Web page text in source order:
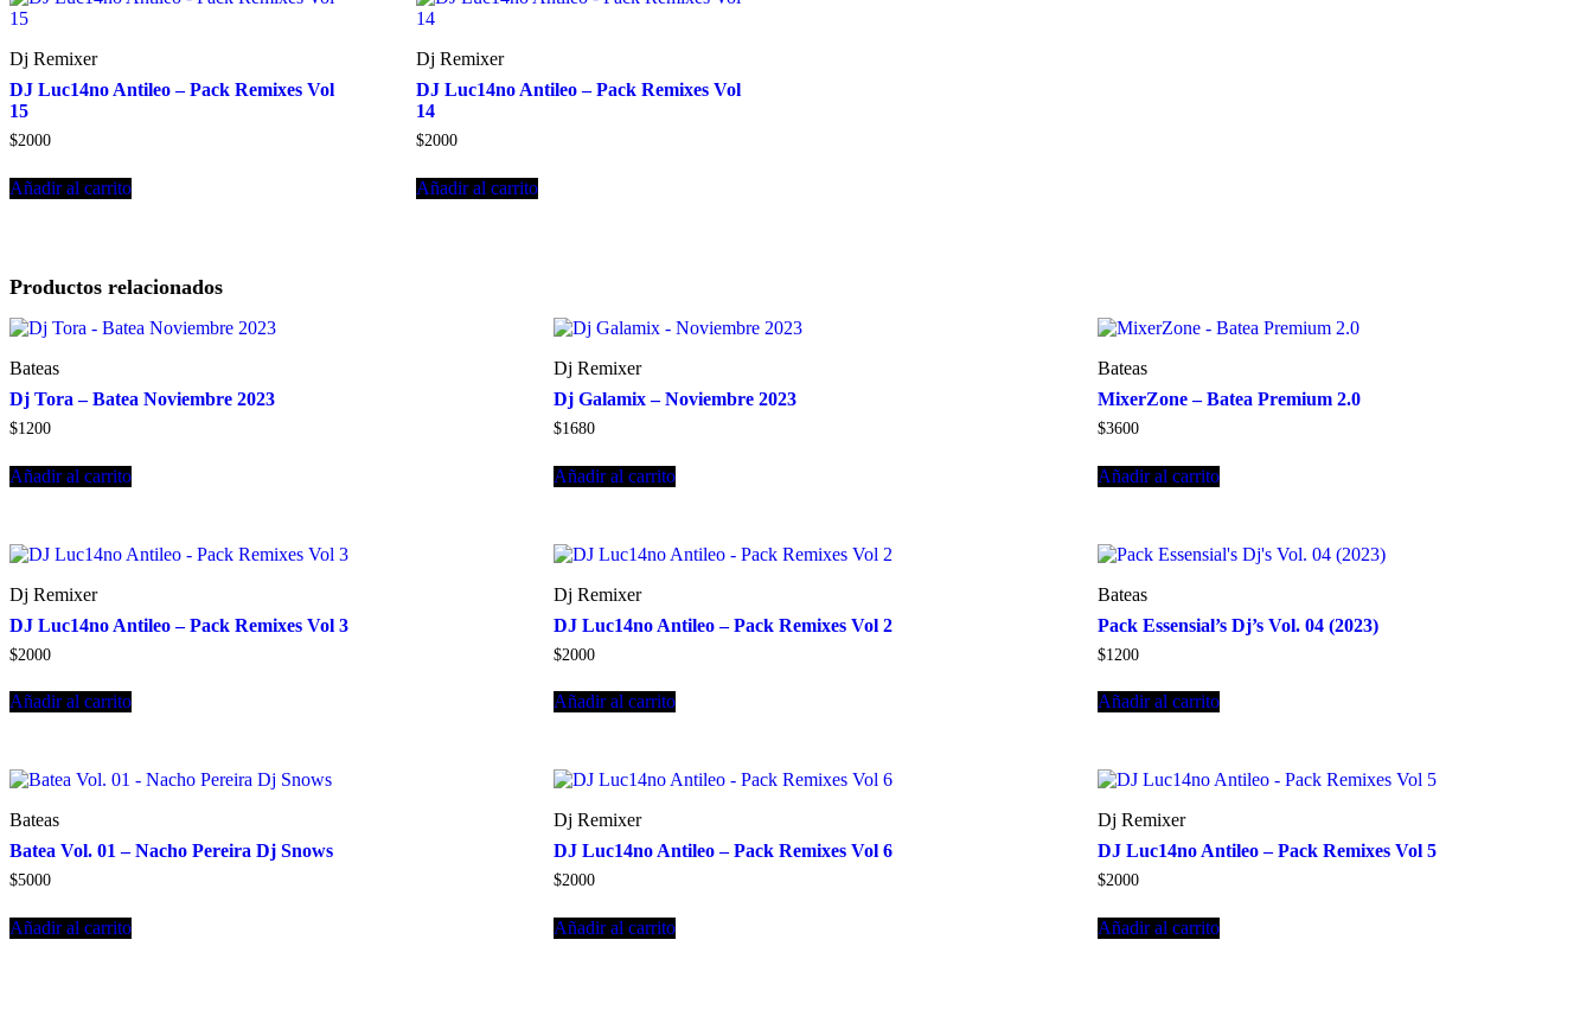
Dj Remixer
DJ Luc14no Antileo – Pack Remixes Vol
15
$2000
Añadir al carrito
Dj Remixer
DJ Luc14no Antileo – Pack Remixes Vol
14
$2000
Añadir al carrito
Productos relacionados
Bateas
Dj Tora – Batea Noviembre 2023
$1200
Añadir al carrito
Dj Remixer
Dj Galamix – Noviembre 2023
$1680
Añadir al carrito
Bateas
MixerZone – Batea Premium 2.0
$3600
Añadir al carrito
Dj Remixer
DJ Luc14no Antileo – Pack Remixes Vol 3
$2000
Añadir al carrito
Dj Remixer
DJ Luc14no Antileo – Pack Remixes Vol 2
$2000
Añadir al carrito
Bateas
Pack Essensial’s Dj’s Vol. 04 (2023)
$1200
Añadir al carrito
Bateas
Batea Vol. 01 – Nacho Pereira Dj Snows
$5000
Añadir al carrito
Dj Remixer
DJ Luc14no Antileo – Pack Remixes Vol 6
$2000
Añadir al carrito
Dj Remixer
DJ Luc14no Antileo – Pack Remixes Vol 5
$2000
Añadir al carrito